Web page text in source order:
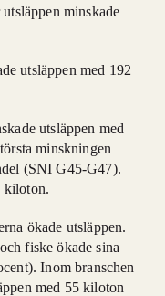
minskade
utsläppen med 192
utsläppen med
minskningen
(SNI G45-G47).
kiloton.
ökade utsläppen.
fiske ökade sina
Inom branschen
med 55 kiloton